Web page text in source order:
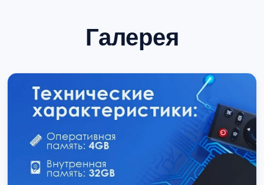
Галерея